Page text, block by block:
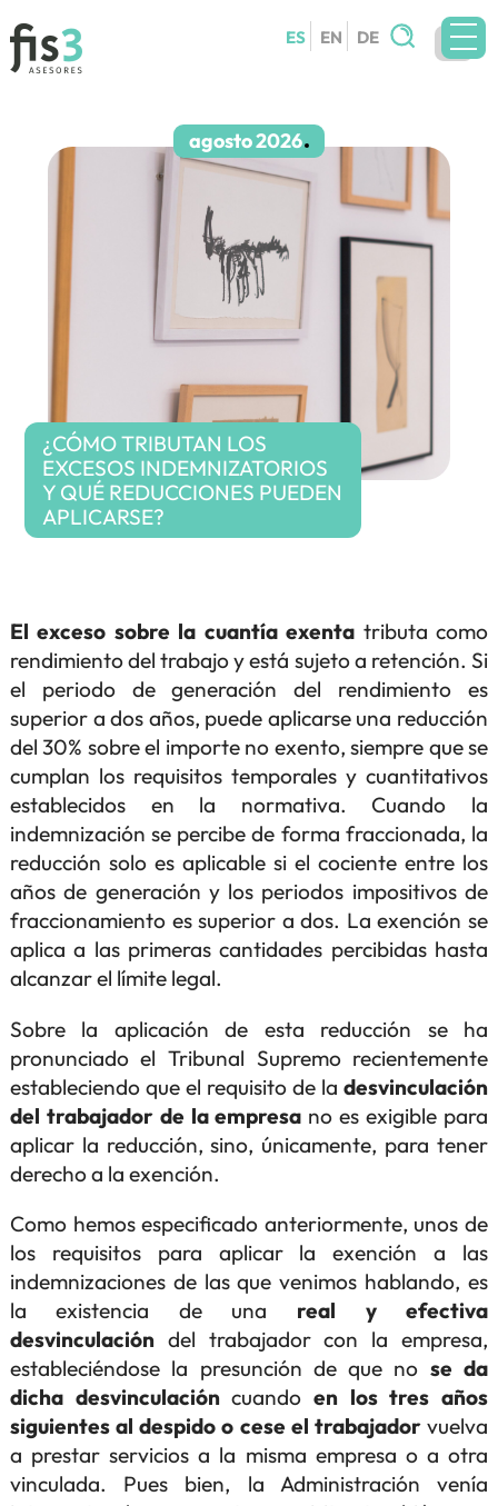
ES EN DE
Buscar:
SERVICIOS
BLOG
TRABAJA CON NOSOTROS
agosto 2026
¿CÓMO TRIBUTAN LOS
EXCESOS INDEMNIZATORIOS
Y QUÉ REDUCCIONES PUEDEN
APLICARSE?
El exceso sobre la cuantía exenta tributa como
rendimiento del trabajo y está sujeto a retención. Si
el periodo de generación del rendimiento es
superior a dos años, puede aplicarse una reducción
del 30% sobre el importe no exento, siempre que se
cumplan los requisitos temporales y cuantitativos
establecidos en la normativa. Cuando la
indemnización se percibe de forma fraccionada, la
reducción solo es aplicable si el cociente entre los
años de generación y los periodos impositivos de
fraccionamiento es superior a dos. La exención se
aplica a las primeras cantidades percibidas hasta
alcanzar el límite legal.
Sobre la aplicación de esta reducción se ha
pronunciado el Tribunal Supremo recientemente
estableciendo que el requisito de ladesvinculación
del trabajador de la empresa no es exigible para
aplicar la reducción, sino, únicamente, para tener
derecho a la exención.
Como hemos especificado anteriormente, unos de
los requisitos para aplicar la exención a las
indemnizaciones de las que venimos hablando, es
la existencia de una real y efectiva
desvinculacióndel trabajador con la empresa,
estableciéndose la presunción de que no se da
dicha desvinculacióncuando en los tres años
siguientes al despido o cese el trabajadorvuelva
a prestar servicios a la misma empresa o a otra
vinculada. Pues bien, la Administración venía